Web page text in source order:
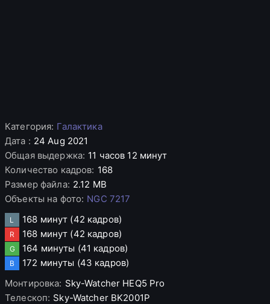
Категория: Галактика
Дата : 24 Aug 2021
Общая выдержка: 11 часов 12 минут
Количество кадров: 168
Размер файла: 2.12 MB
Объекты на фото: NGC 7217
L 168 минут (42 кадров)
R 168 минут (42 кадров)
G 164 минуты (41 кадров)
B 172 минуты (43 кадров)
Монтировка: Sky-Watcher HEQ5 Pro
Телескоп: Sky-Watcher BK2001P